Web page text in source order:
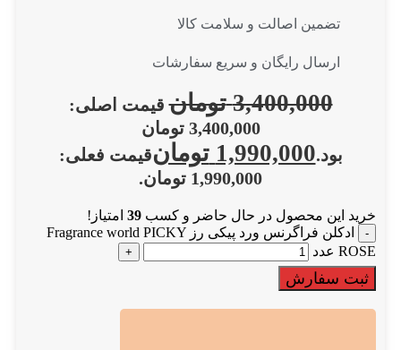
تضمین اصالت و سلامت کالا
ارسال رایگان و سریع سفارشات
3,400,000 تومان قیمت اصلی:
3,400,000 تومان
بود.1,990,000 تومانقیمت فعلی:
1,990,000 تومان.
خرید این محصول در حال حاضر و کسب 39 امتیاز!
ادکلن فراگرنس ورد پیکی رز Fragrance world PICKY
ROSE عدد
ثبت سفارش